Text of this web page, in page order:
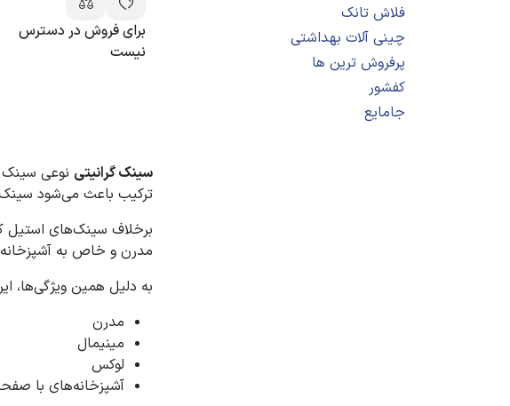
فلاش تانک
چینی آلات بهداشتی
پرفروش ترین ها
کفشور
جامایع
برای فروش در دسترس
نیست
سینک گرانیتی نوعی
ترکیب باعث می‌شود سینک
برخلاف سینک‌های استیل
مدرن و خاص به
به دلیل همین ویژگی‌ها،
مدرن
مینیمال
لوکس
آشپزخانه‌های با